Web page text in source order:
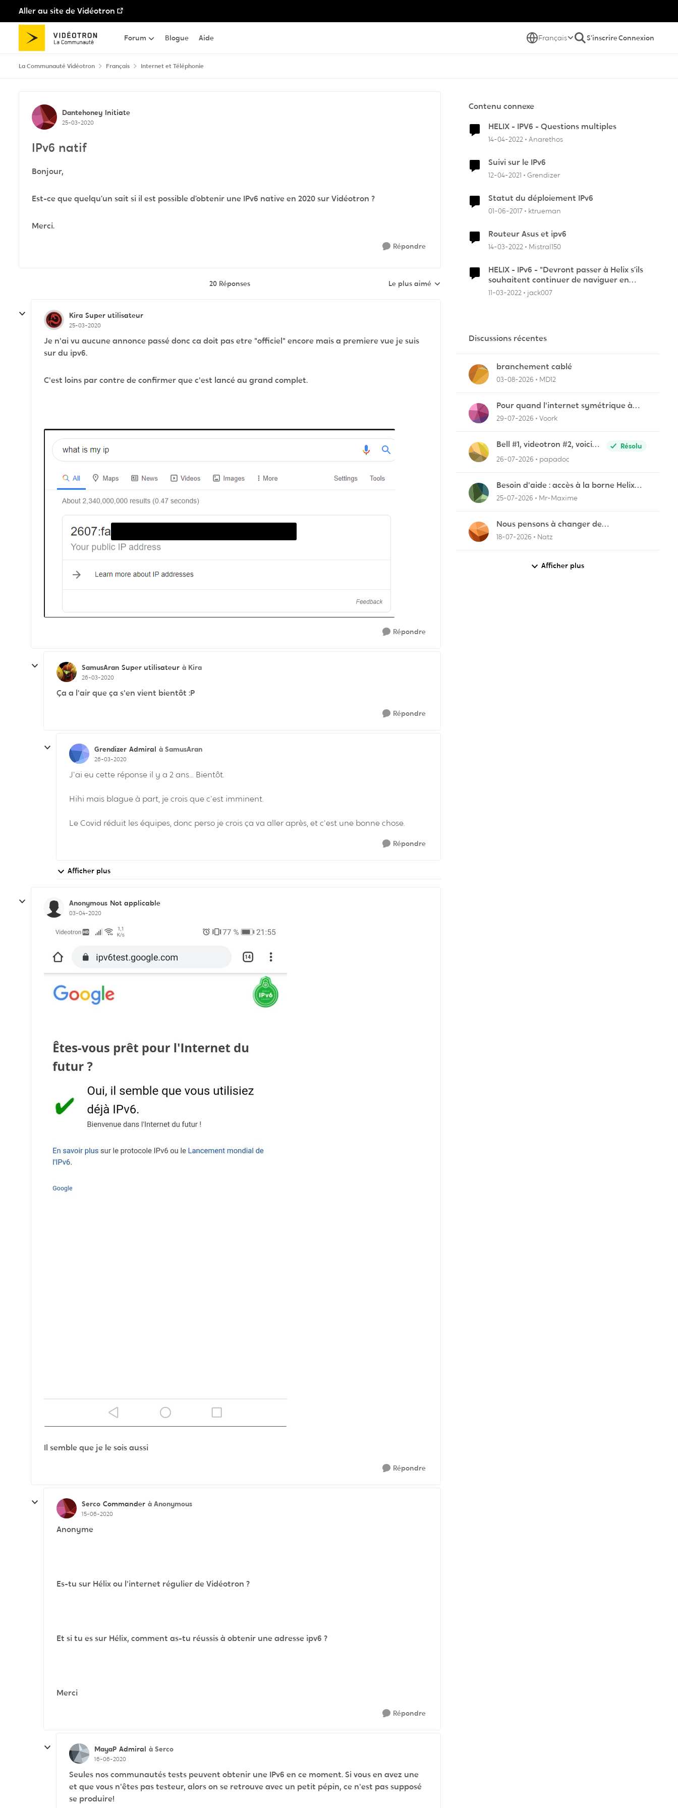
Aller au site de Vidéotron
Passer au contenu
Forum Blogue Aide Français S'inscrireConnexion
La Communauté Vidéotron Français Internet et Téléphonie
Discussion de forum
Dantehoney Initiate
25-03-2020
IPv6 natif
Bonjour,
Est-ce que quelqu’un sait si il est possible d’obtenir une IPv6 native en 2020 sur Vidéotron ?
Merci.
Répondre
20 Réponses Réponses triées par
Le plus aimé
Kira Super utilisateur
25-03-2020
Je n'ai vu aucune annonce passé donc ca doit pas etre "officiel" encore mais a premiere vue je suis
sur du ipv6.
C'est loins par contre de confirmer que c'est lancé au grand complet.
Répondre
SamusAran Super utilisateur à Kira
26-03-2020
Ça a l'air que ça s'en vient bientôt :P
Répondre
Grendizer Admiral à SamusAran
26-03-2020
J'ai eu cette réponse il y a 2 ans... Bientôt.
Hihi mais blague à part, je crois que c'est imminent.
Le Covid réduit les équipes, donc perso je crois ça va aller après, et c'est une bonne chose.
Répondre
Afficher plus
Anonymous Not applicable
03-04-2020
Il semble que je le sois aussi
Répondre
Serco Commander à Anonymous
15-06-2020
Anonyme
Es-tu sur Hélix ou l'internet régulier de Vidéotron ?
Et si tu es sur Hélix, comment as-tu réussis à obtenir une adresse ipv6 ?
Merci
Répondre
MayaP Admiral à Serco
16-06-2020
Seules nos communautés tests peuvent obtenir une IPv6 en ce moment. Si vous en avez une
et que vous n'êtes pas testeur, alors on se retrouve avec un petit pépin, ce n'est pas supposé
se produire!
Contenu connexe
HELIX - IPV6 - Questions multiples
14-04-2022 Anarethos
Suivi sur le IPv6
12-04-2021 Grendizer
Statut du déploiement IPv6
01-06-2017 ktrueman
Routeur Asus et ipv6
14-03-2022 Mistral150
HELIX - IPv6 - "Devront passer à Helix s’ils
souhaitent continuer de naviguer en
IPv6."
11-03-2022 jack007
Discussions récentes
branchement cablé
03-08-2026 MD12
Pour quand l'internet symétrique à
Lévis?
29-07-2026 Voork
Bell #1, videotron #2, voici
pourquoi
Résolu
26-07-2026
papadoc
Besoin d'aide : accès à la borne Helix
pour vérifier l'UPnP NAT Black Ops 2
25-07-2026 Mr-Maxime
Nous pensons à changer de
fournisseurs…
18-07-2026 Natz
Afficher plus